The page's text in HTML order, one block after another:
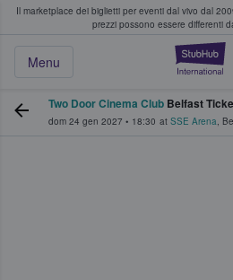
Il marketplace dei biglietti per eventi dal vivo dal
prezzi possono essere differenti
Menu
fan comprano e
Two Door Cinema Club Belfast
dom 24 gen 2027 • 18:30 at SSE Arena,